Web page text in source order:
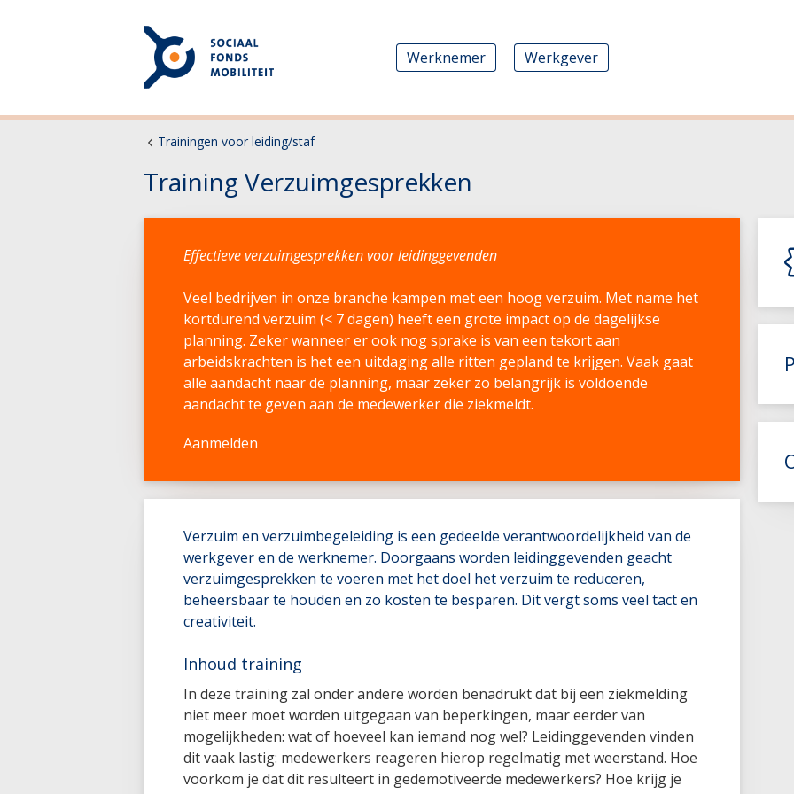
Werknemer Werkgever
Trainingen voor leiding/staf
Training Verzuimgesprekken
Effectieve verzuimgesprekken voor leidinggevenden
Veel bedrijven in onze branche kampen met een hoog verzuim. Met name het
kortdurend verzuim (< 7 dagen) heeft een grote impact op de dagelijkse
planning. Zeker wanneer er ook nog sprake is van een tekort aan
arbeidskrachten is het een uitdaging alle ritten gepland te krijgen. Vaak gaat
alle aandacht naar de planning, maar zeker zo belangrijk is voldoende
aandacht te geven aan de medewerker die ziekmeldt.
Aanmelden
Verzuim en verzuimbegeleiding is een gedeelde verantwoordelijkheid van de
werkgever en de werknemer. Doorgaans worden leidinggevenden geacht
verzuimgesprekken te voeren met het doel het verzuim te reduceren,
beheersbaar te houden en zo kosten te besparen. Dit vergt soms veel tact en
creativiteit.
Inhoud training
In deze training zal onder andere worden benadrukt dat bij een ziekmelding
niet meer moet worden uitgegaan van beperkingen, maar eerder van
mogelijkheden: wat of hoeveel kan iemand nog wel? Leidinggevenden vinden
dit vaak lastig: medewerkers reageren hierop regelmatig met weerstand. Hoe
voorkom je dat dit resulteert in gedemotiveerde medewerkers? Hoe krijg je